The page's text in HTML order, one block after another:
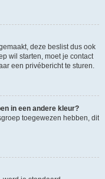
deze beslist dus ook
wil starten, moet je contact
een privébericht te sturen.
in een andere kleur?
toegewezen hebben, dit